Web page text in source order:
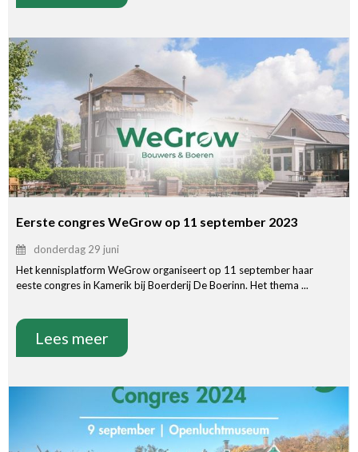
Eerste congres WeGrow op 11 september 2023
donderdag 29 juni
Het kennisplatform WeGrow organiseert op 11 september haar
eeste congres in Kamerik bij Boerderij De Boerinn. Het thema ...
Lees meer